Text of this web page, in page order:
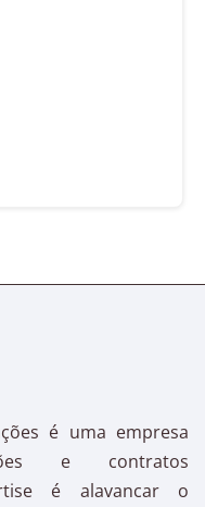
é uma empresa
e contratos
é alavancar o